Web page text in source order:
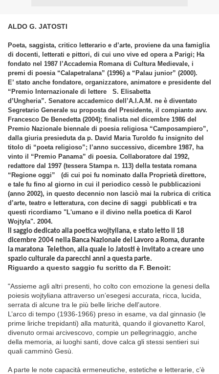
ALDO G. JATOSTI
Poeta, saggista, critico letterario e d’arte, proviene da una famiglia
di docenti, letterati e pittori, di cui uno vive ed opera a Parigi; Ha
fondato nel 1987 l’Accademia Romana di Cultura Medievale, i
premi di poesia “Calapetralana” (1996) a “Palau junior” (2000).
E’ stato anche fondatore, organizzatore, animatore e presidente del
“Premio Internazionale di lettere S. Elisabetta
d’Ungheria”. Senatore accademico dell’A.I.A.M. ne è diventato
Segretario Generale su proposta del Presidente, il compianto avv.
Francesco De Benedetta (2004); finalista nel dicembre 1986 del
Premio Nazionale biennale di poesia religiosa “Camposampiero”,
dalla giuria presieduta da p. David Maria Turoldo fu insignito del
titolo di “poeta religioso”; l’anno successivo, dicembre 1987, ha
vinto il “Premio Panama” di poesia. Collaboratore dal 1992,
redattore dal 1997 (tessera Stampa n. 113) della testata romana
“Regione oggi” (di cui poi fu nominato dalla Proprietà direttore,
e tale fu fino al giorno in cui il periodico cessò le pubblicazioni
(anno 2002), in questo decennio non lasciò mai la rubrica di critica
d’arte, teatro e letteratura, con decine di saggi pubblicati e tra
questi ricordiamo "L'umano e il divino nella poetica di Karol
Wojtyla". 2004.
Il saggio dedicato alla poetica wojtyliana, e stato letto il 18
dicembre 2004 nella Banca Nazionale del Lavoro a Roma, durante
la maratona Telethon, alla quale lo Jatosti è invitato a creare uno
spazio culturale da parecchi anni a questa parte.
Riguardo a questo saggio fu scritto da F. Benoit:
"Assieme agli altri presenti, ho colto con emozione la genesi della
poiesis wojtyliana attraverso un’esegesi accurata, ricca, lucida,
serrata di alcune tra le più belle liriche dell’autore.
L’arco di tempo (1936-1966) preso in esame, va dal ginnasio (le
prime liriche trepidanti) alla maturità, quando il giovanetto Karol,
divenuto ormai arcivescovo, compie un pellegrinaggio, anche
della memoria, ai luoghi santi, dove calca gli stessi sentieri sui
quali camminò Gesù.
A parte le note capacità ermeneutiche, estetiche e letterarie, c’è